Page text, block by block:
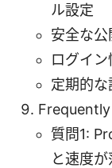
ル設定
安全な
ログイ
定期的
質問1:
と速度